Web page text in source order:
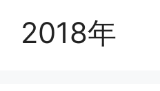
2018年